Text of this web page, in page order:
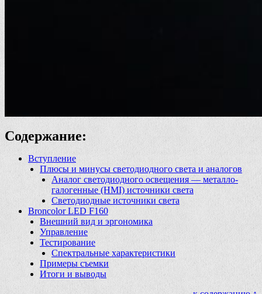
Содержание:
Вступление
Плюсы и минусы светодиодного света и аналогов
Аналог светодиодного освещения — металло-
галогенные (HMI) источники света
Светодиодные источники света
Broncolor LED F160
Внешний вид и эргономика
Управление
Тестирование
Спектральные характеристики
Примеры съемки
Итоги и выводы